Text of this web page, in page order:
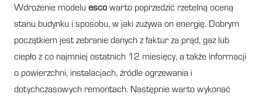
Wdrożenie modelu esco warto poprzedzić rzetelną oceną
stanu budynku i sposobu, w jaki zużywa on energię. Dobrym
początkiem jest zebranie danych z faktur za prąd, gaz lub
ciepło z co najmniej ostatnich 12 miesięcy, a także informacji
o powierzchni, instalacjach, źródle ogrzewania i
dotychczasowych remontach. Następnie warto wykonać